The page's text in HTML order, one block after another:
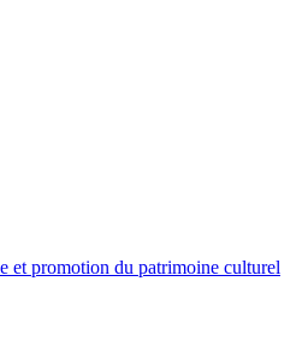
et promotion du patrimoine culturel